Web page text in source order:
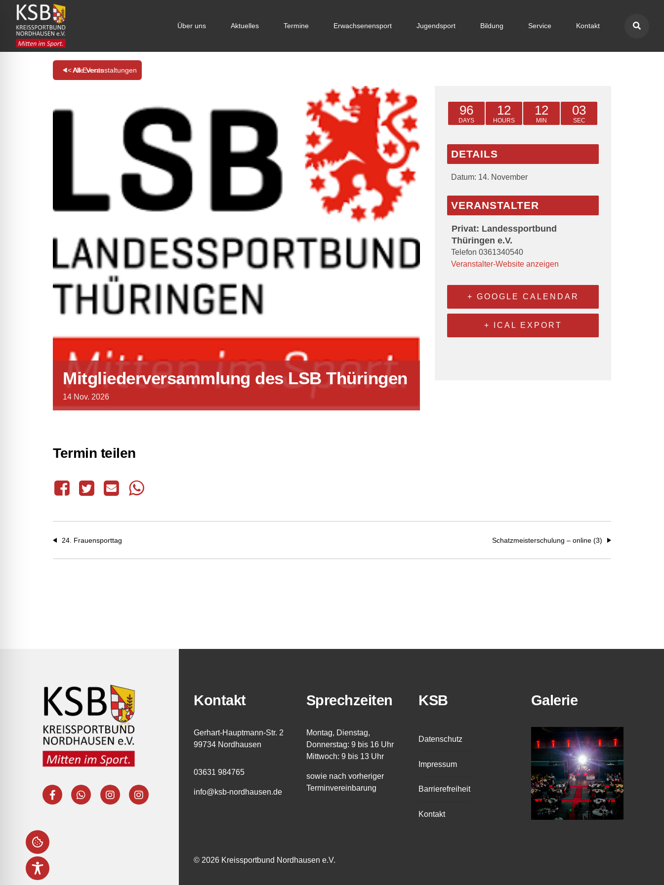
Über uns Aktuelles Termine Erwachsenensport Jugendsport Bildung Service Kontakt
<< All Events
Mitgliederversammlung des LSB Thüringen
14 Nov. 2026
96
DAYS
12
HOURS
12
MIN
03
SEC
DETAILS
Datum: 14. November
VERANSTALTER
Privat: Landessportbund
Thüringen e.V.
Telefon0361340540
Veranstalter-Website anzeigen
+ GOOGLE CALENDAR
+ ICAL EXPORT
24. Frauensporttag Schatzmeisterschulung – online (3)
Kontakt
Gerhart-Hauptmann-Str. 2
99734 Nordhausen
03631 984765
info@ksb-nordhausen.de
Sprechzeiten
Montag, Dienstag,
Donnerstag: 9 bis 16 Uhr
Mittwoch: 9 bis 13 Uhr
sowie nach vorheriger
Terminvereinbarung
KSB
Datenschutz
Impressum
Barrierefreiheit
Kontakt
Galerie
© 2026 Kreissportbund Nordhausen e.V.